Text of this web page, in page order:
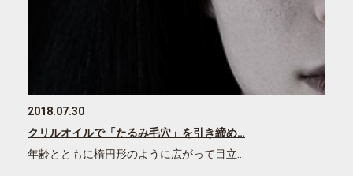
2018.07.30
クリルオイルで「たるみ毛穴」を引き締め…
年齢とともに楕円形のように広がって目立…